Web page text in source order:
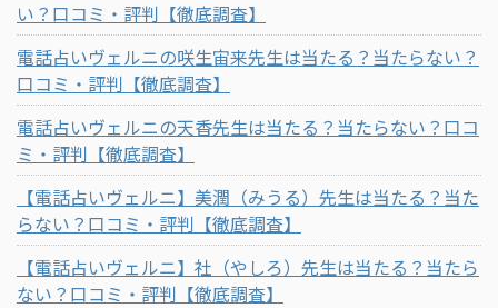
い？口コミ・評判【徹底調査】
電話占いヴェルニの咲生宙来先生は当たる？当たらない？
口コミ・評判【徹底調査】
電話占いヴェルニの天香先生は当たる？当たらない？口コ
ミ・評判【徹底調査】
【電話占いヴェルニ】美潤（みうる）先生は当たる？当た
らない？口コミ・評判【徹底調査】
【電話占いヴェルニ】社（やしろ）先生は当たる？当たら
ない？口コミ・評判【徹底調査】